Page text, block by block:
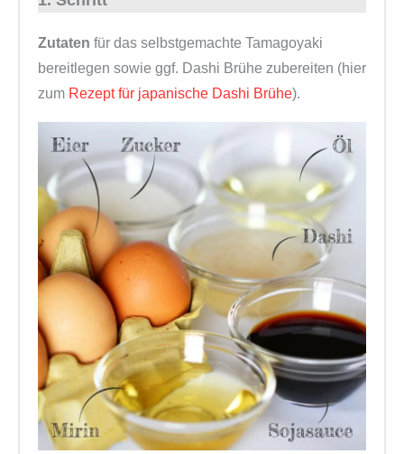
Zutaten für das selbstgemachte Tamagoyaki
bereitlegen sowie ggf. Dashi Brühe zubereiten (hier
zum Rezept für japanische Dashi Brühe).